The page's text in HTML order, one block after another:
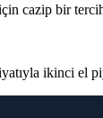
cazip bir
ikinci el